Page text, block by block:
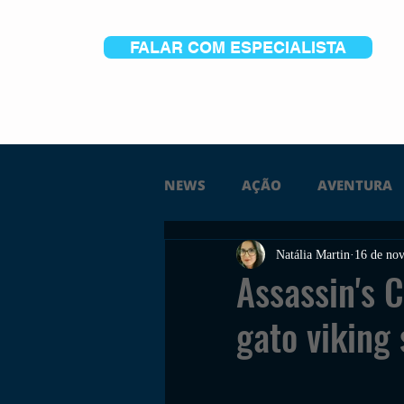
FALAR COM ESPECIALISTA
NEWS AÇÃO AVENTURA
FICÇÃO TERROR PC
TRAILER PLATAFORMA
Assassin's
gato viking
Natália Martin 16 de